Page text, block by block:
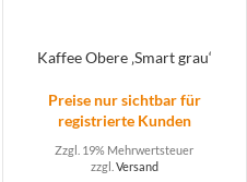
Kaffee Obere ‚Smart grau‘
Preise nur sichtbar für
registrierte Kunden
Zzgl. 19% Mehrwertsteuer
zzgl. Versand